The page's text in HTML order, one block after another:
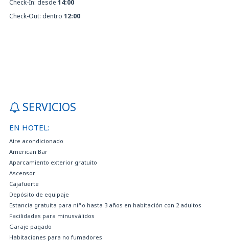
Check-In: desde 14:00
Check-Out: dentro 12:00
SERVICIOS
EN HOTEL:
Aire acondicionado
American Bar
Aparcamiento exterior gratuito
Ascensor
Cajafuerte
Depósito de equipaje
Estancia gratuita para niño hasta 3 años en habitación con 2 adultos
Facilidades para minusválidos
Garaje pagado
Habitaciones para no fumadores